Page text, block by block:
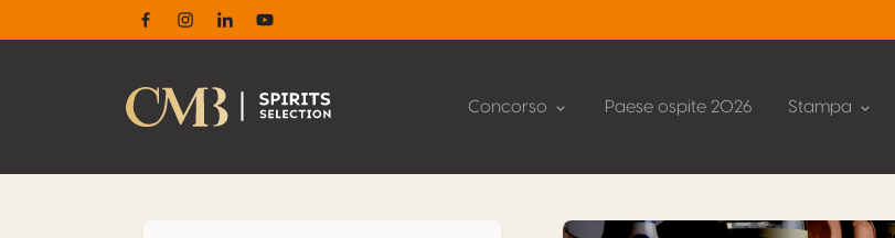
FacebookInstagram
LinkedinYoutube
Concorso Paese ospite 2026 Stampa
Lo Spirits Selection registra un importante incremento degli ordini di medaglie adesive
Principali tendenze dell’anno per gli spiriti